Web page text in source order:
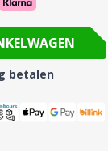
betalen